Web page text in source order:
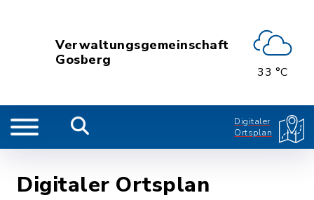
Verwaltungsgemeinschaft
Gosberg
33 °C
Digitaler
Ortsplan
Digitaler Ortsplan